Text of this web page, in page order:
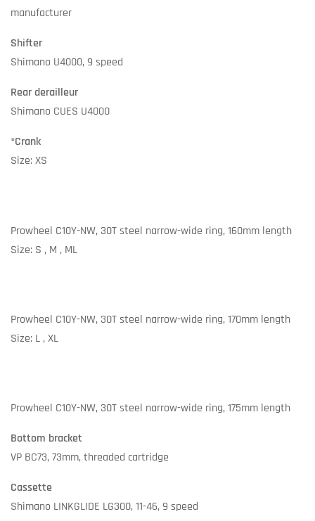
manufacturer
Shifter
Shimano U4000, 9 speed
Rear derailleur
Shimano CUES U4000
*Crank
Size: XS
Prowheel C10Y-NW, 30T steel narrow-wide ring, 160mm length
Size: S , M , ML
Prowheel C10Y-NW, 30T steel narrow-wide ring, 170mm length
Size: L , XL
Prowheel C10Y-NW, 30T steel narrow-wide ring, 175mm length
Bottom bracket
VP BC73, 73mm, threaded cartridge
Cassette
Shimano LINKGLIDE LG300, 11-46, 9 speed